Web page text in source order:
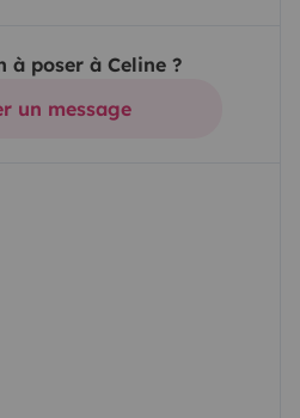
à poser à Celine ?
un message